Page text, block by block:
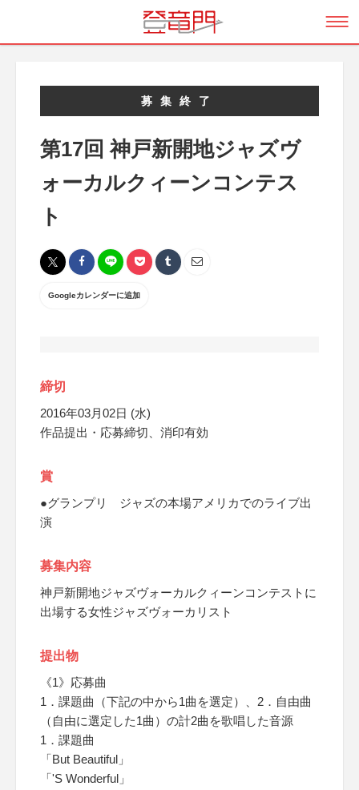
募集終了
第17回 神戸新開地ジャズヴ
ォーカルクィーンコンテス
ト
Googleカレンダーに追加
締切
2016年03月02日 (水)
作品提出・応募締切、消印有効
賞
●グランプリ ジャズの本場アメリカでのライブ出
演
募集内容
神戸新開地ジャズヴォーカルクィーンコンテストに
出場する女性ジャズヴォーカリスト
提出物
《1》応募曲
1．課題曲（下記の中から1曲を選定）、2．自由曲
（自由に選定した1曲）の計2曲を歌唱した音源
1．課題曲
「But Beautiful」
「'S Wonderful」